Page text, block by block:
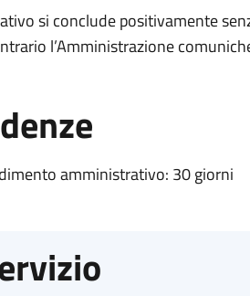
si conclude positivamente
l’Amministrazione
amministrativo: 30 giorni